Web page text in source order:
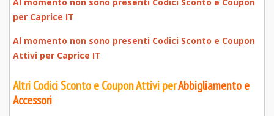
per Caprice IT
Al momento non sono presenti Codici Sconto e Coupon
Attivi per Caprice IT
Altri Codici Sconto e Coupon Attivi perAbbigliamento e
Accessori